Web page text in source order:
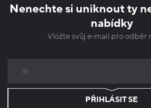
Nenechte si uniknout ty
nabídky
Vložte svůj e-mail pro odběr
PŘIHLÁSIT SE